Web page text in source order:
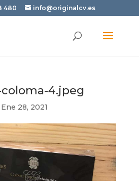
480 info@originalcv.es
4.jpeg
Ene 28, 2021